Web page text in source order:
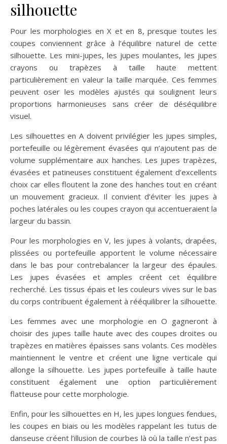
silhouette
Pour les morphologies en X et en 8, presque toutes les
coupes conviennent grâce à l’équilibre naturel de cette
silhouette. Les mini-jupes, les jupes moulantes, les jupes
crayons ou trapèzes à taille haute mettent
particulièrement en valeur la taille marquée. Ces femmes
peuvent oser les modèles ajustés qui soulignent leurs
proportions harmonieuses sans créer de déséquilibre
visuel.
Les silhouettes en A doivent privilégier les jupes simples,
portefeuille ou légèrement évasées qui n’ajoutent pas de
volume supplémentaire aux hanches. Les jupes trapèzes,
évasées et patineuses constituent également d’excellents
choix car elles floutent la zone des hanches tout en créant
un mouvement gracieux. Il convient d’éviter les jupes à
poches latérales ou les coupes crayon qui accentueraient la
largeur du bassin.
Pour les morphologies en V, les jupes à volants, drapées,
plissées ou portefeuille apportent le volume nécessaire
dans le bas pour contrebalancer la largeur des épaules.
Les jupes évasées et amples créent cet équilibre
recherché. Les tissus épais et les couleurs vives sur le bas
du corps contribuent également à rééquilibrer la silhouette.
Les femmes avec une morphologie en O gagneront à
choisir des jupes taille haute avec des coupes droites ou
trapèzes en matières épaisses sans volants. Ces modèles
maintiennent le ventre et créent une ligne verticale qui
allonge la silhouette. Les jupes portefeuille à taille haute
constituent également une option particulièrement
flatteuse pour cette morphologie.
Enfin, pour les silhouettes en H, les jupes longues fendues,
les coupes en biais ou les modèles rappelant les tutus de
danseuse créent l’illusion de courbes là où la taille n’est pas